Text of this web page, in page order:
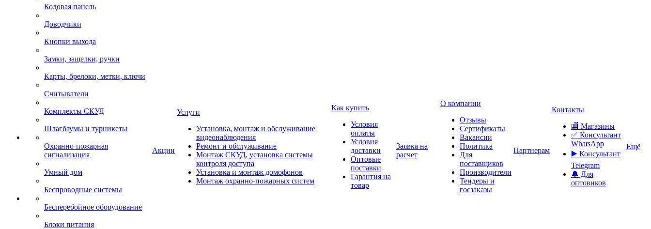
Кодовая панель
Доводчики
Кнопки выхода
Замки, защелки, ручки
Карты, брелоки, метки, ключи
Считыватели
Комплекты СКУД
Шлагбаумы и турникеты
Охранно-пожарная
сигнализация
Умный дом
Беспроводные системы
Бесперебойное оборудование
Блоки питания
Акции
Услуги
Установка, монтаж и обслуживание
видеонаблюдения
Ремонт и обслуживание
Монтаж СКУД, установка системы
контроля доступа
Установка и монтаж домофонов
Монтаж охранно-пожарных систем
Как купить
Условия
оплаты
Условия
доставки
Оптовые
поставки
Гарантия на
товар
Заявка на
расчет
О компании
Отзывы
Сертификаты
Вакансии
Политика
Для
поставщиков
Производители
Тендеры и
госзаказы
Партнерам
Контакты
🏬 Магазины
✅️ Консультант
WhatsApp
▶️ Консультант
Telegram
🔔 Для
оптовиков
Ещё